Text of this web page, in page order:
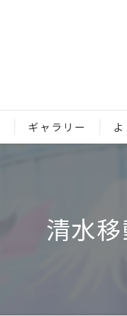
ギャラリー
清水